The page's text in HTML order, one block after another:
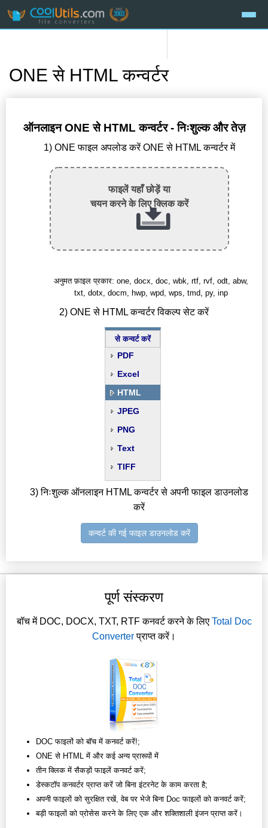
ONE से HTML कन्वर्टर
ऑनलाइन ONE से HTML कन्वर्टर - निःशुल्क और तेज़
1) ONE फाइल अपलोड करें ONE से HTML कन्वर्टर में
फाइलें यहाँ छोड़ें या
चयन करने के लिए क्लिक करें
अनुमत फ़ाइल प्रकार: one, docx, doc, wbk, rtf, rvf, odt, abw,
txt, dotx, docm, hwp, wpd, wps, tmd, py, inp
2) ONE से HTML कन्वर्टर विकल्प सेट करें
से कन्वर्ट करें
PDF
Excel
HTML
JPEG
PNG
Text
TIFF
3) निःशुल्क ऑनलाइन HTML कन्वर्टर से अपनी फाइल डाउनलोड
करें
कन्वर्ट की गई फाइल डाउनलोड करें
पूर्ण संस्करण
बॉच में DOC, DOCX, TXT, RTF कनवर्ट करने के लिए Total Doc
Converterप्राप्त करें।
DOC फाइलों को बॉच में कनवर्ट करें!;
ONE से HTML में और कई अन्य प्रारूपों में
तीन क्लिक में सैकड़ों फाइलें कनवर्ट करें;
डेस्कटॉप कनवर्टर प्राप्त करें जो बिना इंटरनेट के काम करता है;
अपनी फाइलों को सुरक्षित रखें, वेब पर भेजे बिना Doc फाइलों को कनवर्ट करें;
बड़ी फाइलों को प्रोसेस करने के लिए एक और शक्तिशाली इंजन प्राप्त करें।